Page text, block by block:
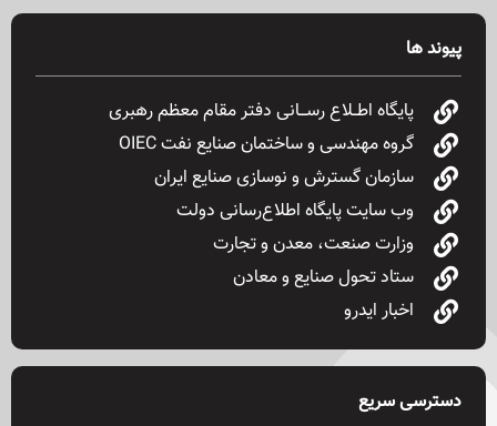
پیوند ها
پایگاه اطــلاع رســـانی دفتر مقام معظم رهبری
گروه مهندسی و ساختمان صنایع نفت OIEC
سازمان گسترش و نوسازی صنایع ایران
وب سایت پایگاه اطلاع‌رسانی دولت
وزارت صنعت، معدن و تجارت
ستاد تحول صنایع و معادن
اخبار ایدرو
دسترسی سریع